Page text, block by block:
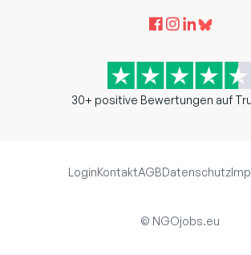
30+ positive Bewertungen auf
LoginKontaktAGBDatenschutz
© NGOjobs.eu